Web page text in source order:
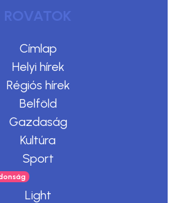
ROVATOK
Címlap
Helyi hírek
Régiós hírek
Belföld
Gazdaság
Kultúra
Sport
Light